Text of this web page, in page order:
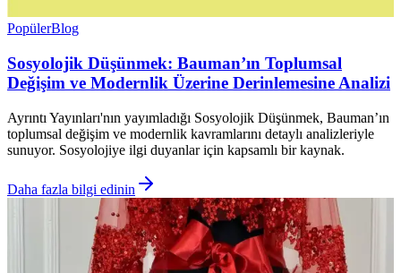
PopülerBlog
Sosyolojik Düşünmek: Bauman’ın Toplumsal
Değişim ve Modernlik Üzerine Derinlemesine Analizi
Ayrıntı Yayınları'nın yayımladığı Sosyolojik Düşünmek, Bauman’ın
toplumsal değişim ve modernlik kavramlarını detaylı analizleriyle
sunuyor. Sosyolojiye ilgi duyanlar için kapsamlı bir kaynak.
Daha fazla bilgi edinin